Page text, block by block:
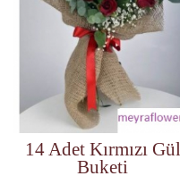
14 Adet Kırmızı Gül
Buketi